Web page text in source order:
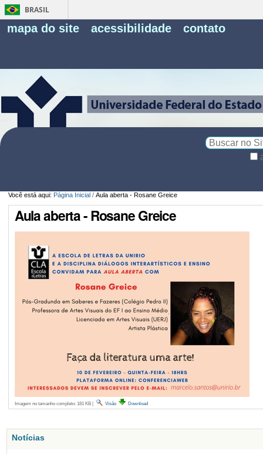
BRASIL
mapa do site acessibilidade contato
Você está aqui: Página Inicial / Aula aberta - Rosane Greice
Aula aberta - Rosane Greice
Imagem no tamanho completo: 181 KB| Visão Download
Notícias